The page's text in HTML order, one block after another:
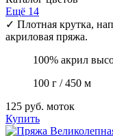
Ещё 14
✓ Плотная крутка,
акриловая пряжа.
100% акрил
100 г / 450 м
125 руб. моток
Купить